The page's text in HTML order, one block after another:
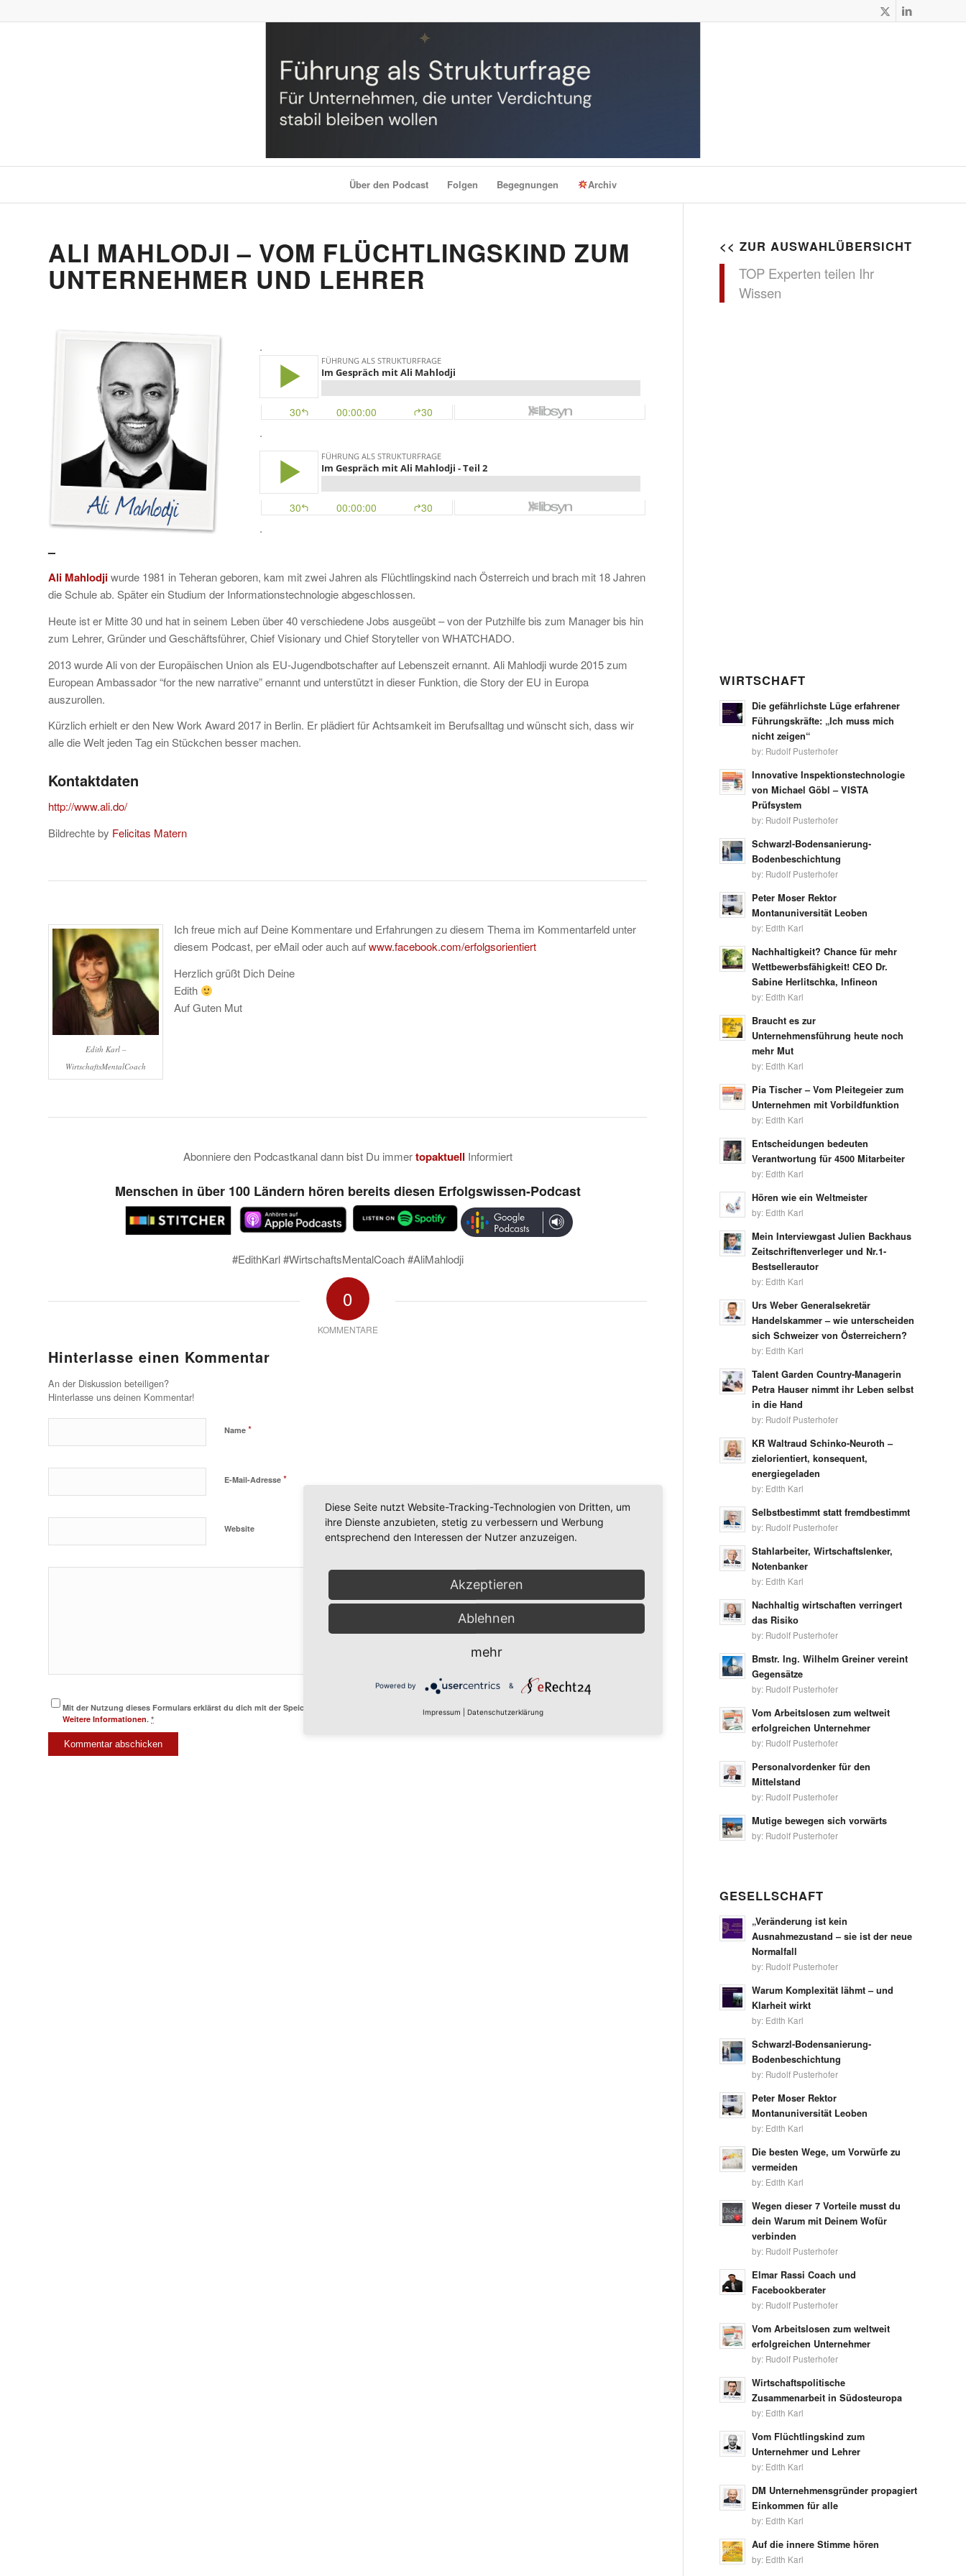
Über den Podcast Folgen Begegnungen Archiv
ALI MAHLODJI – VOM FLÜCHTLINGSKIND ZUM
UNTERNEHMER UND LEHRER
.
.
.
–
Ali Mahlodjiwurde 1981 in Teheran geboren, kam mit zwei Jahren als Flüchtlingskind nach Österreich und brach mit 18 Jahren
die Schule ab. Später ein Studium der Informationstechnologie abgeschlossen.
Heute ist er Mitte 30 und hat in seinem Leben über 40 verschiedene Jobs ausgeübt – von der Putzhilfe bis zum Manager bis hin
zum Lehrer, Gründer und Geschäftsführer, Chief Visionary und Chief Storyteller von WHATCHADO.
2013 wurde Ali von der Europäischen Union als EU-Jugendbotschafter auf Lebenszeit ernannt. Ali Mahlodji wurde 2015 zum
European Ambassador “for the new narrative” ernannt und unterstützt in dieser Funktion, die Story der EU in Europa
auszurollen.
Kürzlich erhielt er den New Work Award 2017 in Berlin. Er plädiert für Achtsamkeit im Berufsalltag und wünscht sich, dass wir
alle die Welt jeden Tag ein Stückchen besser machen.
Kontaktdaten
http://www.ali.do/
Bildrechte by Felicitas Matern
Edith Karl –
WirtschaftsMentalCoach
Ich freue mich auf Deine Kommentare und Erfahrungen zu diesem Thema im Kommentarfeld unter
diesem Podcast, per eMail oder auch aufwww.facebook.com/erfolgsorientiert
Herzlich grüßt Dich Deine
Edith
Auf Guten Mut
Abonniere den Podcastkanal dann bist Du immertopaktuell Informiert
Menschen in über 100 Ländern hören bereits diesen Erfolgswissen-Podcast
#EdithKarl #WirtschaftsMentalCoach #AliMahlodji
0
KOMMENTARE
Hinterlasse einen Kommentar
An der Diskussion beteiligen?
Hinterlasse uns deinen Kommentar!
Name *
E-Mail-Adresse *
Website
Mit der Nutzung dieses Formulars erklärst du dich mit der Speicherung und Verarbeitung deiner Daten durch diese Website einverstanden.
Weitere Informationen. *
<< ZUR AUSWAHLÜBERSICHT
TOP Experten teilen Ihr
Wissen
WIRTSCHAFT
Die gefährlichste Lüge erfahrener
Führungskräfte: „Ich muss mich
nicht zeigen“
by: Rudolf Pusterhofer
Innovative Inspektionstechnologie
von Michael Göbl – VISTA
Prüfsystem
by: Rudolf Pusterhofer
Schwarzl-Bodensanierung-
Bodenbeschichtung
by: Rudolf Pusterhofer
Peter Moser Rektor
Montanuniversität Leoben
by: Edith Karl
Nachhaltigkeit? Chance für mehr
Wettbewerbsfähigkeit! CEO Dr.
Sabine Herlitschka, Infineon
by: Edith Karl
Braucht es zur
Unternehmensführung heute noch
mehr Mut
by: Edith Karl
Pia Tischer – Vom Pleitegeier zum
Unternehmen mit Vorbildfunktion
by: Edith Karl
Entscheidungen bedeuten
Verantwortung für 4500 Mitarbeiter
by: Edith Karl
Hören wie ein Weltmeister
by: Edith Karl
Mein Interviewgast Julien Backhaus
Zeitschriftenverleger und Nr.1-
Bestsellerautor
by: Edith Karl
Urs Weber Generalsekretär
Handelskammer – wie unterscheiden
sich Schweizer von Österreichern?
by: Edith Karl
Talent Garden Country-Managerin
Petra Hauser nimmt ihr Leben selbst
in die Hand
by: Rudolf Pusterhofer
KR Waltraud Schinko-Neuroth –
zielorientiert, konsequent,
energiegeladen
by: Edith Karl
Selbstbestimmt statt fremdbestimmt
by: Rudolf Pusterhofer
Stahlarbeiter, Wirtschaftslenker,
Notenbanker
by: Edith Karl
Nachhaltig wirtschaften verringert
das Risiko
by: Rudolf Pusterhofer
Bmstr. Ing. Wilhelm Greiner vereint
Gegensätze
by: Rudolf Pusterhofer
Vom Arbeitslosen zum weltweit
erfolgreichen Unternehmer
by: Rudolf Pusterhofer
Personalvordenker für den
Mittelstand
by: Rudolf Pusterhofer
Mutige bewegen sich vorwärts
by: Rudolf Pusterhofer
GESELLSCHAFT
„Veränderung ist kein
Ausnahmezustand – sie ist der neue
Normalfall
by: Rudolf Pusterhofer
Warum Komplexität lähmt – und
Klarheit wirkt
by: Edith Karl
Schwarzl-Bodensanierung-
Bodenbeschichtung
by: Rudolf Pusterhofer
Peter Moser Rektor
Montanuniversität Leoben
by: Edith Karl
Die besten Wege, um Vorwürfe zu
vermeiden
by: Edith Karl
Wegen dieser 7 Vorteile musst du
dein Warum mit Deinem Wofür
verbinden
by: Rudolf Pusterhofer
Elmar Rassi Coach und
Facebookberater
by: Rudolf Pusterhofer
Vom Arbeitslosen zum weltweit
erfolgreichen Unternehmer
by: Rudolf Pusterhofer
Wirtschaftspolitische
Zusammenarbeit in Südosteuropa
by: Edith Karl
Vom Flüchtlingskind zum
Unternehmer und Lehrer
by: Edith Karl
DM Unternehmensgründer propagiert
Einkommen für alle
by: Edith Karl
Auf die innere Stimme hören
by: Edith Karl
Diese Seite nutzt Website-Tracking-Technologien von Dritten, um
ihre Dienste anzubieten, stetig zu verbessern und Werbung
entsprechend den Interessen der Nutzer anzuzeigen.
Akzeptieren
Ablehnen
mehr
Powered by &
Impressum Datenschutzerklärung